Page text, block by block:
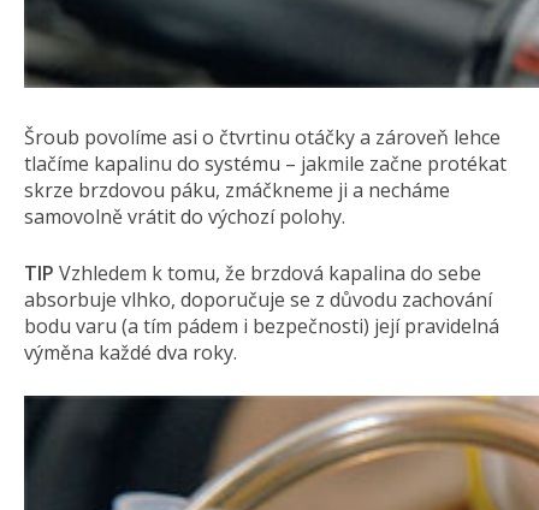
Šroub povolíme asi o čtvrtinu otáčky a zároveň lehce
tlačíme kapalinu do systému – jakmile začne protékat
skrze brzdovou páku, zmáčkneme ji a necháme
samovolně vrátit do výchozí polohy.
TIP Vzhledem k tomu, že brzdová kapalina do sebe
absorbuje vlhko, doporučuje se z důvodu zachování
bodu varu (a tím pádem i bezpečnosti) její pravidelná
výměna každé dva roky.